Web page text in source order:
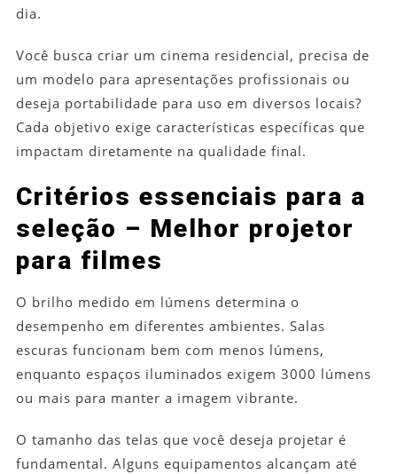
dia.
Você busca criar um cinema residencial, precisa de
um modelo para apresentações profissionais ou
deseja portabilidade para uso em diversos locais?
Cada objetivo exige características específicas que
impactam diretamente na qualidade final.
Critérios essenciais para a
seleção – Melhor projetor
para filmes
O brilho medido em lúmens determina o
desempenho em diferentes ambientes. Salas
escuras funcionam bem com menos lúmens,
enquanto espaços iluminados exigem 3000 lúmens
ou mais para manter a imagem vibrante.
O tamanho das telas que você deseja projetar é
fundamental. Alguns equipamentos alcançam até